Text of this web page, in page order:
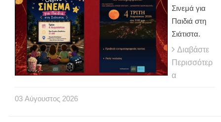
Σινεμά για
Παιδιά στη
Σιάτιστα.
Διαβάστε
Περισσότερ
α
03 Αύγουστος 2026